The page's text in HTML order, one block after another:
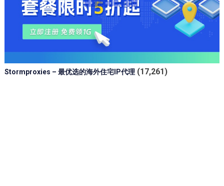
Stormproxies – 最优选的海外住宅IP代理 (17,261)